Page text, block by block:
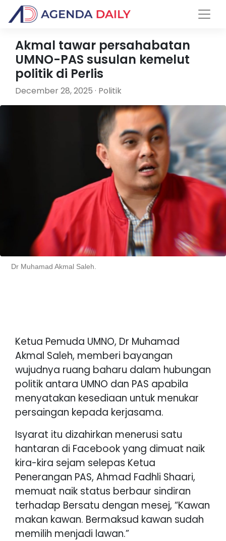
Akmal tawar persahabatan
UMNO-PAS susulan kemelut
politik di Perlis
December 28, 2025 · Politik
Dr Muhamad Akmal Saleh.
Ketua Pemuda UMNO, Dr Muhamad
Akmal Saleh, memberi bayangan
wujudnya ruang baharu dalam hubungan
politik antara UMNO dan PAS apabila
menyatakan kesediaan untuk menukar
persaingan kepada kerjasama.
Isyarat itu dizahirkan menerusi satu
hantaran di Facebook yang dimuat naik
kira-kira sejam selepas Ketua
Penerangan PAS, Ahmad Fadhli Shaari,
memuat naik status berbaur sindiran
terhadap Bersatu dengan mesej, “Kawan
makan kawan. Bermaksud kawan sudah
memilih menjadi lawan.”